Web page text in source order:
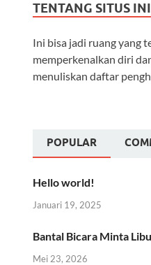
TENTANG SITUS INI
Ini bisa jadi ruang yang
memperkenalkan diri
menuliskan daftar
POPULAR
Hello world!
Januari 19, 2025
Bantal Bicara Minta
Mei 23, 2026